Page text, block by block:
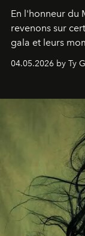
En l'honneur du
revenons sur
gala et leurs
04.05.2026 by Ty